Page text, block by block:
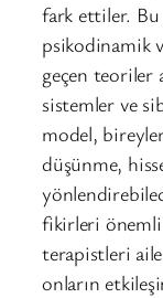
fark ettiler. Bu
psikodinamik
geçen teoriler
sistemler ve
model,
düşünme,
fikirleri
terapistleri
onların